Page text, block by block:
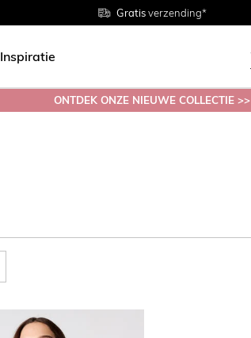
Gratisverzending*
Maten38 - 54
Gratisretourneren in de winkel
Inspiratie
ONTDEK ONZE NIEUWE COLLECTIE >>